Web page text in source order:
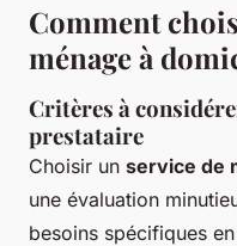
Comment
ménage à
Critères à
prestataire
Choisir un service de
une évaluation
besoins spécifiques